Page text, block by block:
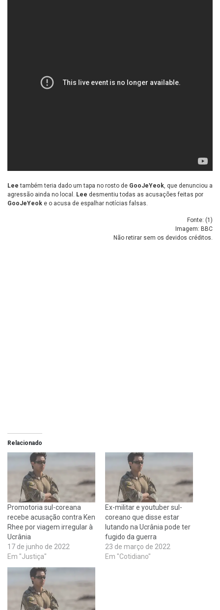
Lee também teria dado um tapa no rosto de GooJeYeok, que denunciou a
agressão ainda no local. Lee desmentiu todas as acusações feitas por
GooJeYeok e o acusa de espalhar notícias falsas.
Fonte: (1 )
Imagem: BBC
Não retirar sem os devidos créditos.
Relacionado
Promotoria sul-coreana
recebe acusação contra Ken
Rhee por viagem irregular à
Ucrânia
17 de junho de 2022
Em "Justiça"
Ex-militar e youtuber sul-
coreano que disse estar
lutando na Ucrânia pode ter
fugido da guerra
23 de março de 2022
Em "Cotidiano"